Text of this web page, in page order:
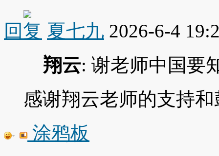
回复 夏七九 2026-6-4
翔云: 谢老师中国要
感谢翔云老师的支持
涂鸦板